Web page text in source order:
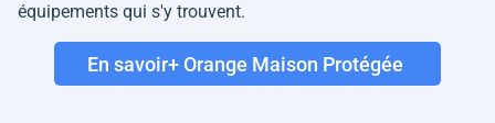
équipements qui s'y trouvent.
En savoir+ Orange Maison Protégée